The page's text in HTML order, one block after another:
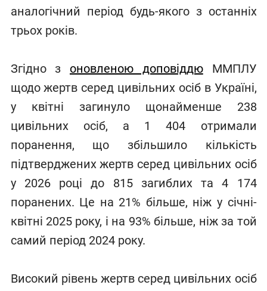
аналогічний період будь-якого з останніх
трьох років.
Згідно з оновленою доповіддюММПЛУ
щодо жертв серед цивільних осіб в Україні,
у квітні загинуло щонайменше 238
цивільних осіб, а 1 404 отримали
поранення, що збільшило кількість
підтверджених жертв серед цивільних осіб
у 2026 році до 815 загиблих та 4 174
поранених. Це на 21% більше, ніж у січні-
квітні 2025 року, і на 93% більше, ніж за той
самий період 2024 року.
Високий рівень жертв серед цивільних осіб